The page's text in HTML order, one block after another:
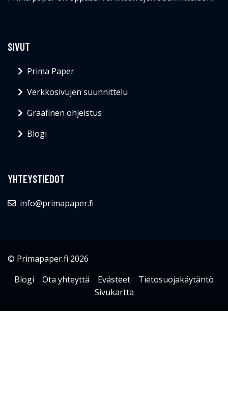
SIVUT
Prima Paper
Verkkosivujen suunnittelu
Graafinen ohjeistus
Blogi
YHTEYSTIEDOT
info@primapaper.fi
© Primapaper.fi 2026
Blogi
Ota yhteyttä Evästeet
Tietosuojakäytäntö
Sivukartta